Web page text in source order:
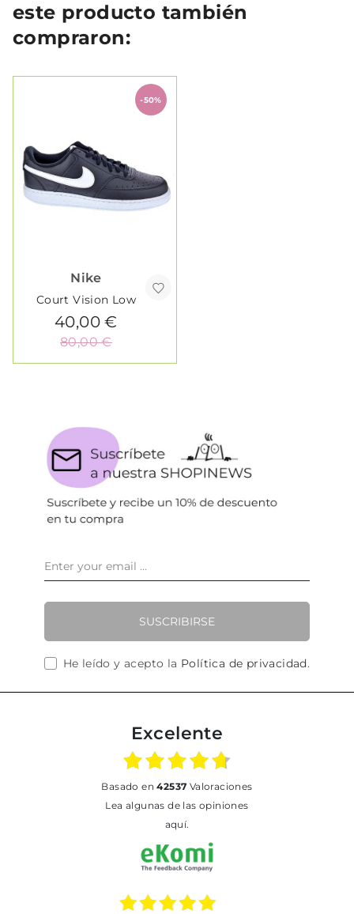
este producto también
compraron:
-50%
Nike
Court Vision Low
40,00 €
80,00 €
SUSCRIBIRSE
He leído y acepto la Política de privacidad.
Excelente
basado en42537 Valoraciones
Lea algunas de las opiniones
aquí.